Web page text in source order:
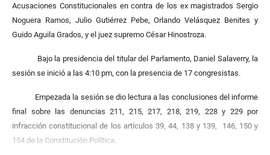
Acusaciones Constitucionales en contra de los ex magistrados Sergio
Noguera Ramos, Julio Gutiérrez Pebe, Orlando Velásquez Benites y
Guido Aguila Grados, y el juez supremo César Hinostroza.
Bajo la presidencia del titular del Parlamento, Daniel Salaverry, la
sesión se inició a las 4:10 pm, con la presencia de 17 congresistas.
Empezada la sesión se dio lectura a las conclusiones del informe
final sobre las denuncias 211, 215, 217, 218, 219, 228 y 229 por
infracción constitucional de los artículos 39, 44, 138 y 139, 146, 150 y
154 de la Constitución Política.